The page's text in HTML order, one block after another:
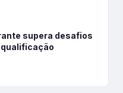
supera desafios
qualificação